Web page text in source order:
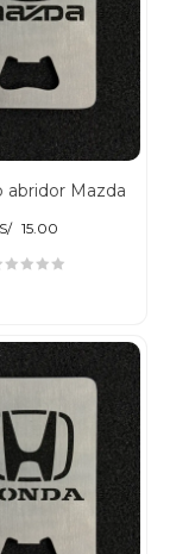
abridor Mazda
S/ 15.00